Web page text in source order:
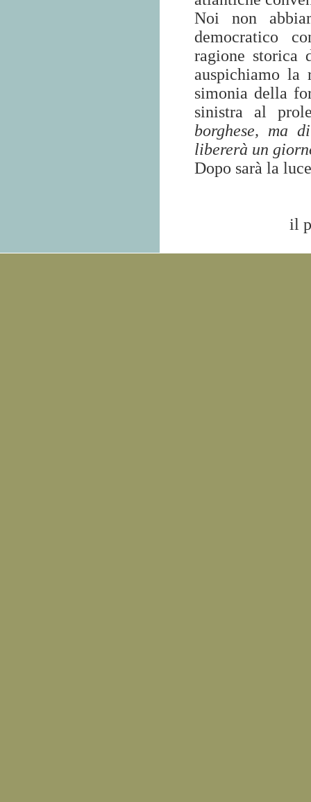
Noi non
democratico
ragione storica
auspichiamo
simonia della
sinistra al
borghese, ma
libererà un
Dopo sarà la
il